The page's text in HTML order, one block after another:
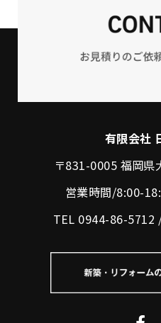
有限会社
〒831-0005 福岡県
営業時間/8:00-
TEL 0944-86-5712